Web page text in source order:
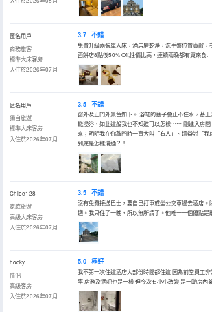
匿名用戶
商務旅客
標準大床客房
入住於2026年07月
3.7 不錯
免費升級兩張單人床，酒店房乾淨，洗手盤位置寬敞
西餅店8點後50% Off,性價比高，連續兩晚都有買來食.
匿名用戶
獨自旅遊
標準大床客房
入住於2026年07月
3.5 不錯
窗外及正門外景色如下。 浴缸的塞子會止不住水，基
能浸浴，如此這般我也不知道可以怎樣⋯⋯ 剛進入房間
來；明明我在你敲門時一直大叫「有人」、還辯說「
到底是怎樣溝通？！
Chloe128
家庭旅遊
高級大床客房
入住於2026年07月
3.5 不錯
沒有免費接送巴士，要自己打車或坐公交車過去酒店
適。我只住了一晚，所以無所謂了。他唯一一個優點是
hocky
情侶
高級客房
入住於2026年07月
5.0 極好
我不第一次住這酒店大部份時間都住這 因為前堂員工
率 房務及酒吧也是一樣 但今次有小小改變 是一啲房內